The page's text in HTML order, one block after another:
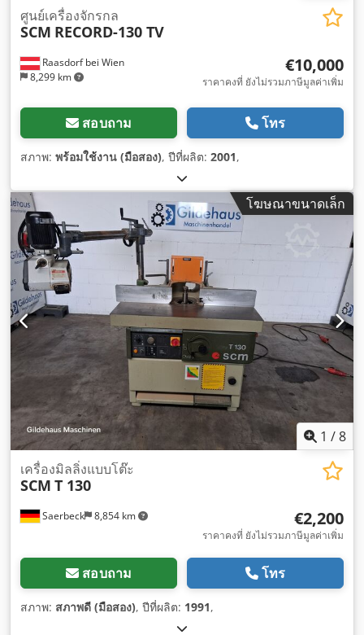
Raasdorf bei Wien
8,299 km
ศูนย์เครื่องจักรกล
SCM RECORD-130 TV
€10,000
ราคาคงที่ ยังไม่รวมภาษีมูลค่าเพิ่ม
สอบถาม โทร
สภาพ: พร้อมใช้งาน (มือสอง), ปีที่ผลิต: 2001,
โฆษณาขนาดเล็ก
1 /8
Saerbeck 8,854 km
เครื่องมิลลิ่งแบบโต๊ะ
SCM T 130
€2,200
ราคาคงที่ ยังไม่รวมภาษีมูลค่าเพิ่ม
สอบถาม โทร
สภาพ: สภาพดี (มือสอง), ปีที่ผลิต: 1991,